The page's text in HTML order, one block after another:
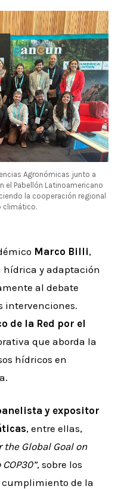
Agronómicas junto a
el Pabellón Latinoamericano
la cooperación regional
climático.
Marco Billi,
hídrica y adaptación
al debate
intervenciones.
de la Red por el
que aborda la
hídricos en
y expositor
, entre ellas,
Global Goal on
, sobre los
cumplimiento de la